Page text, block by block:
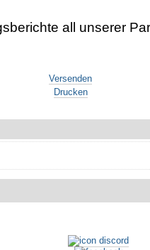
all unserer
Versenden
Drucken